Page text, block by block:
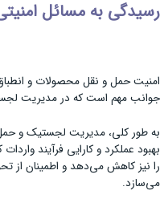
رسیدگی به مسائل
امنیت حمل و نقل محصولات و
جوانب مهم است که در مدیریت
به طور کلی، مدیریت لجستیک و حمل
بهبود عملکرد و کارایی فرآیند
را نیز کاهش می‌دهد و اطمینان از
می‌سازد.